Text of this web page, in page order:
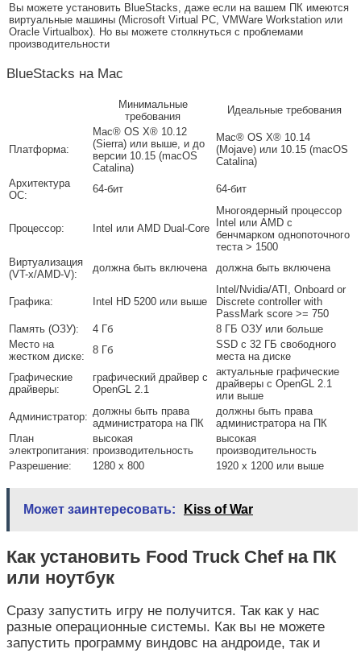
Вы можете установить BlueStacks, даже если на вашем ПК имеются
виртуальные машины (Microsoft Virtual PC, VMWare Workstation или
Oracle Virtualbox). Но вы можете столкнуться с проблемами
производительности
BlueStacks на Mac
Минимальные
требования
Идеальные требования
Платформа:
Mac® OS X® 10.12
(Sierra) или выше, и до
версии 10.15 (macOS
Catalina)
Mac® OS X® 10.14
(Mojave) или 10.15 (macOS
Catalina)
Архитектура
ОС:
64-бит 64-бит
Процессор: Intel или AMD Dual-Core
Многоядерный процессор
Intel или AMD с
бенчмарком однопоточного
теста > 1500
Виртуализация
(VT-x/AMD-V):
должна быть включена должна быть включена
Графика: Intel HD 5200 или выше
Intel/Nvidia/ATI, Onboard or
Discrete controller with
PassMark score >= 750
Память (ОЗУ):
4 Гб
8 ГБ ОЗУ или больше
Место на
жестком диске:
8 Гб
SSD с 32 ГБ свободного
места на диске
Графические
драйверы:
графический драйвер с
OpenGL 2.1
актуальные графические
драйверы с OpenGL 2.1
или выше
Администратор: должны быть права
администратора на ПК
должны быть права
администратора на ПК
План
электропитания:
высокая
производительность
высокая
производительность
Разрешение:
1280 x 800 1920 x 1200 или выше
Может заинтересовать: Kiss of War
Как установить Food Truck Chef на ПК
или ноутбук
Сразу запустить игру не получится. Так как у нас
разные операционные системы. Как вы не можете
запустить программу виндовс на андроиде, так и